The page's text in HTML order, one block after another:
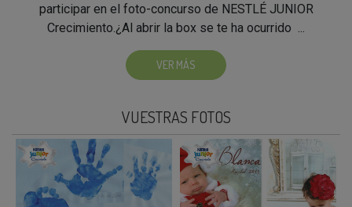
participar en el foto-concurso de NESTLÉ JUNIOR
Crecimiento.¿Al abrir la box se te ha ocurrido ...
VER MÁS
VUESTRAS FOTOS